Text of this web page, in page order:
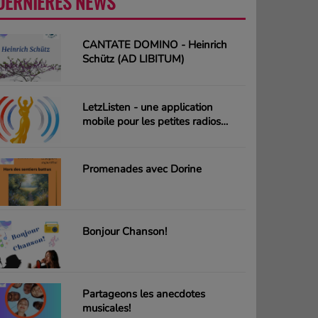
CANTATE DOMINO - Heinrich
Schütz (AD LIBITUM)
LetzListen - une application
mobile pour les petites radios
Promenades avec Dorine
Bonjour Chanson!
Partageons les anecdotes
musicales!